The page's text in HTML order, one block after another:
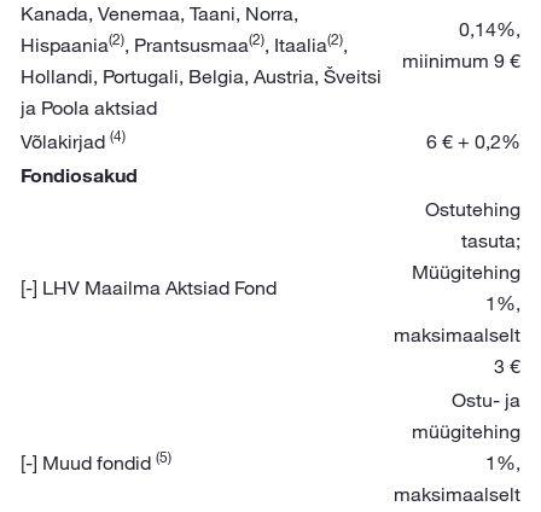
Kanada, Venemaa, Taani, Norra,
Hispaania(2), Prantsusmaa(2), Itaalia(2),
Hollandi, Portugali, Belgia, Austria, Šveitsi
ja Poola aktsiad
0,14%,
miinimum 9 €
Võlakirjad (4)
6 € + 0,2%
Fondiosakud
[-] LHV Maailma Aktsiad Fond
Ostutehing
tasuta;
Müügitehing
1%,
maksimaalselt
3 €
[-] Muud fondid (5)
Ostu- ja
müügitehing
1%,
maksimaalselt